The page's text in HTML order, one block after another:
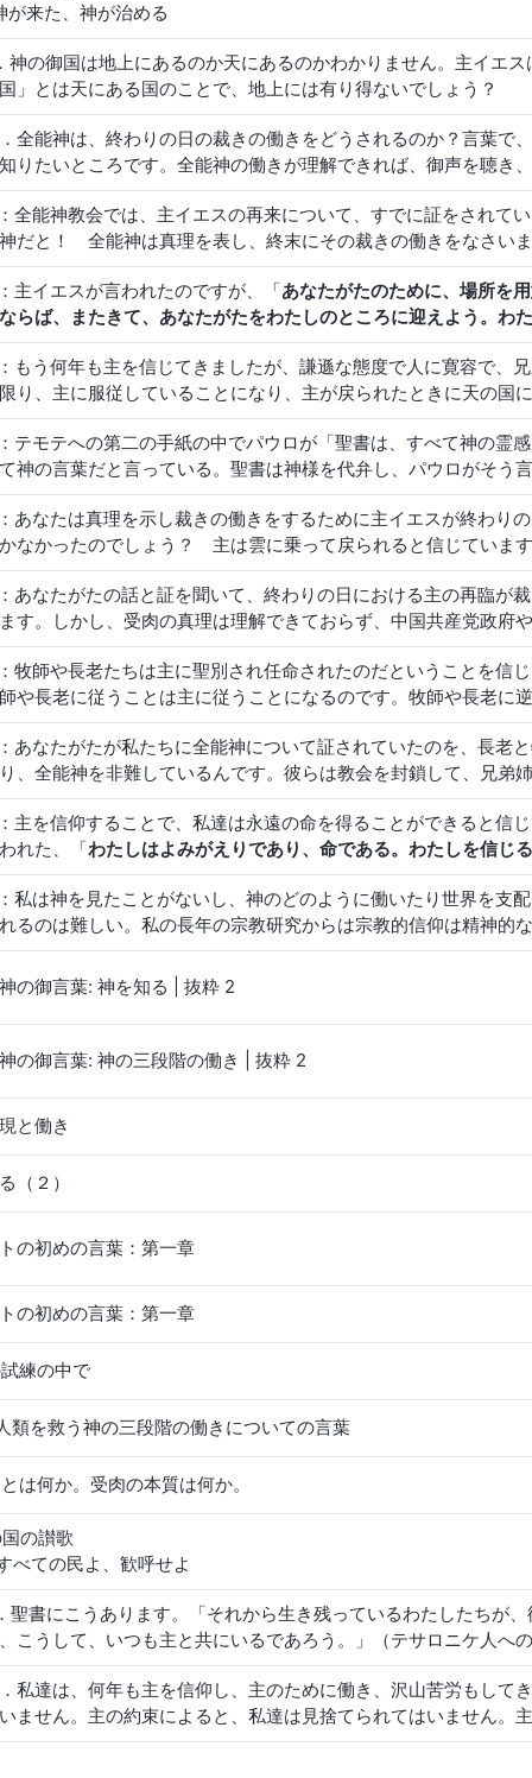
が来た、神が治める
神の御国は地上にあるのか天にあるのかわかりません。主イエ
」とは天にある国のことで、地上には有り得ないでしょう？
全能神は、終わりの日の裁きの働きをどうされるのか？言葉で
りたいところです。全能神の働きが理解できれば、御声を聴き
く話してください！
全能神教会では、主イエスの再来について、すでに証をされて
だと！ 全能神は真理を表し、終末にその裁きの働きをなさい
と信じています。これは、主イエスが明白に言われたからです
とき、地のすべての民族は嘆き、そして力と大いなる栄光とを
」（マタイによる福音書 24:30）。ヨハネの黙示録にも預言さ
目、ことに、彼を刺しとおした者たちは、彼を仰ぎ見るであろ
」 （ヨハネの黙示録 1:7）。私も主が雲に乗って再臨され、我
て来られない主イエスを受け入れることはできません。あなた
でも、誰もそのことを知らないと。しかし、主が雲に乗り、
って公に現れ、直ちに天国にお連れ下さることを、我々は待っ
主イエスが言われたのですが、「あなたがたのために、場所を
らば、またきて、あなたがたをわたしのところに迎えよう。わ
る福音書 14:2-3）。主イエスは復活し天に戻り、私達のため
戻られたのなら、私達を天に引き上げ空に持ち上げ主にお目見
て地にあり話し働いているというから、どうやって私達を天
？
もう何年も主を信じてきましたが、謙遜な態度で人に寛容で、
り、主に服従していることになり、主が戻られたときに天の国
、「わたしは戦いをりっぱに戦いぬき、走るべき行程を走りつ
ばかりである……」（テモテヘの第二の手紙 4:7-8）。しかし
を受けなければならず、清められてはじめて神様の賞賛を得て
すが、これまで何年も主を信仰し、主に仕え働いてきた私たち
へ行けないのでしょうか？
テモテへの第二の手紙の中でパウロが「聖書は、すべて神の霊
神の言葉だと言っている。聖書は神様を代弁し、パウロがそう
あなたは真理を示し裁きの働きをするために主イエスが終わり
なかったのでしょう？ 主は雲に乗って戻られると信じていま
中に持ち上げられるだと信じています。パウロが「しかし、わ
ストのこられるのを、わたしたちは待ち望んでいる。彼は、万
からだを、ご自身の栄光のからだと同じかたちに変えて下さる
す。でも、あなたがたは主は受肉して人の子として現れ終わり
それは有り得ない思います！ 神は全能で神の一言で天と地す
を聖なるものにしてくださいます。真理を示し裁きの働きをし
あなたがたの話と証を聞いて、終わりの日における主の再臨が
す。しかし、受肉の真理は理解できておらず、中国共産党政府
す。結果として、受肉された神様をただの人として扱い、さら
いてお聞きしたいのです。受肉とは何でしょうか？ 受肉され
ょう？
牧師や長老たちは主に聖別され任命されたのだということを信
や長老に従うことは主に従うことになるのです。牧師や長老に
聖書を良く理解し解釈ができます。この人達だけが私達を導け
が土台になっているので、それを守り従うべきです。牧師や長
悪いのですか？
あなたがたが私たちに全能神について証されていたのを、長老
、全能神を非難しているんです。彼らは教会を封鎖して、兄弟
をし始めたんです。私たちを目の中の棘のように、最も憎むべ
から追放するとも言っています。教会は明らかに２つに分裂し
学びたいのですが、その他の人たちは牧師や長老と牧師たちに
ているんです。たった数日で、なんで教会はこんなにも変わっ
主を信仰することで、私達は永遠の命を得ることができると信
れた、「わたしはよみがえりであり、命である。わたしを信じ
じる者は、いつまでも死なない」（ヨハネによる福音書 11:25-
がないばかりか、わたしが与える水は、その人のうちで泉とな
福音書 4:14）。これは主イエスが約束したことです。主イエ
いうことです。聖書に「御子を信じる者は永遠の命をもつ。御
がその上にとどまるのである
？ 主イエスを信じれば、永遠の命を得ることができるのでし
を与えてくださると言われた。私が理解できないのは、私達は
得るには不十分なのですか？ なのになぜ、終わりの日にキリ
私は神を見たことがないし、神のどのように働いたり世界を支
るのは難しい。私の長年の宗教研究からは宗教的信仰は精神的
す神を信じる人たちも最終的には皆死にますね。そして死んだ
らないのです。全ての宗教的信仰は非常に曖昧で非現実的です
捨てられ消えていくでしょう。我々はまだ科学は信じなければ
できません。科学はまだ神を否定していませんが、神の存在を
を支配していることも証明出来たら神を信じることはできます
従って科学を信じたほうが神を信じるよりずっと現実的です。
の御言葉: 神を知る | 抜粋 2
の御言葉: 神の三段階の働き | 抜粋 2
と働き
（２）
の初めの言葉：第一章
の初めの言葉：第一章
練の中で
類を救う神の三段階の働きについての言葉
は何か。受肉の本質は何か。
の讃歌
べての民よ、歓呼せよ
聖書にこうあります。「それから生き残っているわたしたちが
こうして、いつも主と共にいるであろう。」（テサロニケ人へ
私達は、何年も主を信仰し、主のために働き、沢山苦労もして
ません。主の約束によると、私達は見捨てられてはいません。
ぜあなた方が先なのです？納得できません！終わりの日の全能